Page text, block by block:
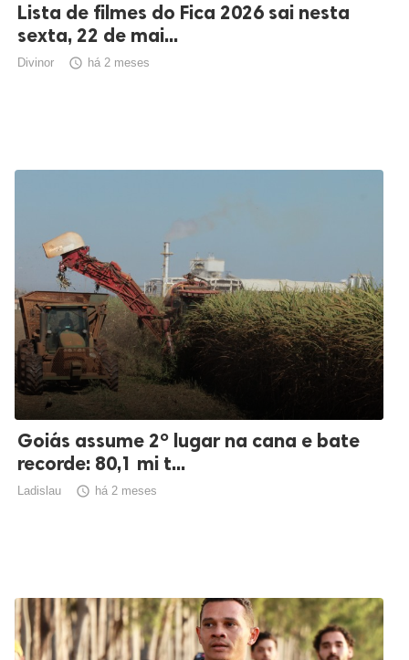
Lista de filmes do Fica 2026 sai nesta
sexta, 22 de mai...
Divinor  há 2 meses
Goiás assume 2º lugar na cana e bate
recorde: 80,1 mi t...
Ladislau  há 2 meses